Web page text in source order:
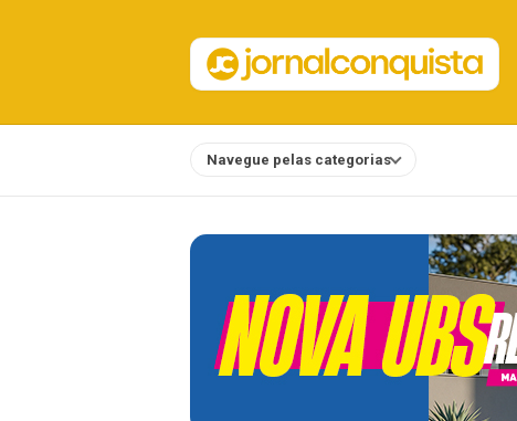
Navegue pelas categorias